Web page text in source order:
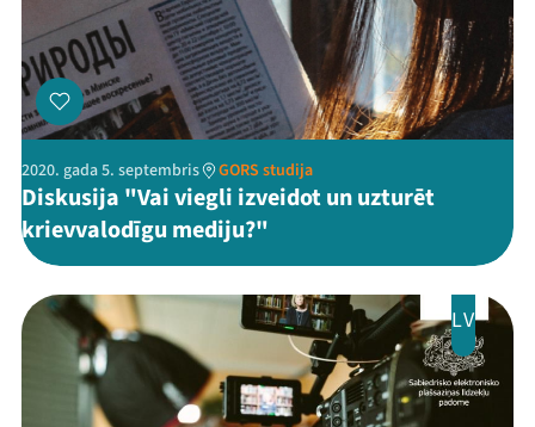
2020. gada 5. septembris GORS studija
Diskusija "Vai viegli izveidot un uzturēt
krievvalodīgu mediju?"
LV